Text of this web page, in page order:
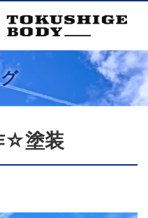
☆塗装